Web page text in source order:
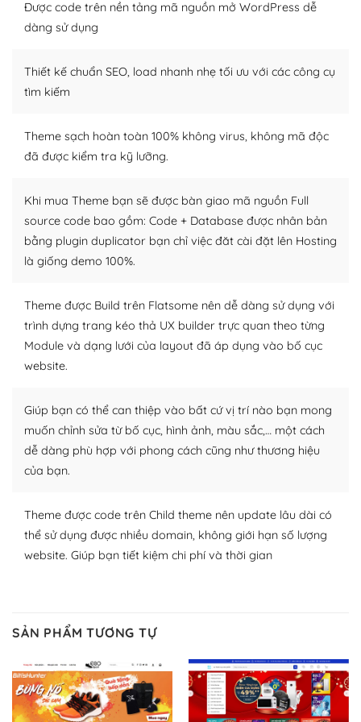
thiết kế tốt, bạn có thể tự sửa đổi. Nếu không bạn có thể
tìm kiếm chúng trên Internet hoặc nhờ chuyên gia.
– Sở hữu một cộng đồng lớn, sẵn sàng hỗ trợ
khổng lồ được kiểm duyệt bởi các nhân viên và những
người cuồng tín WordPress.
Nếu bạn gặp khó khăn, bạn có thể lên mạng và tìm
kiếm những cộng đồng WordPress, họ sẽ giúp bạn trả
lời, giải đáp vấn đề của bạn.
Cộng đồng sử dụng WordPress sẵn sàng hỗ trợ bạn
– Đa dạng plugin và themes
Plugin mở rộng là thành phần cài đặt thêm vào
WordPress để tăng thêm các tính năng cần thiết. Có
nhiều plugin trả phí hoặc miễn phí.
Nhờ lượng người dùng đông đảo, thư viện themes và
plugin của WordPress rất phong phú. Bạn có thể thỏa
thích chọn lựa plugin và themes phù hợp cho mục đích
lập website của mình.
– Dễ sử dụng
Với mọi Hosting bất kỳ thì WordPress đều có thể dễ
Và bạn có toàn quyền tự do khi quyết định nơi lưu trữ
trang web WordPress của bạn.
Dễ dàng lựa chọn Hosting cho website WordPress
Được code trên nền tảng mã nguồn mở WordPress dễ
dàng sử dụng
Thiết kế chuẩn SEO, load nhanh nhẹ tối ưu với các công cụ
tìm kiếm
Theme sạch hoàn toàn 100% không virus, không mã độc
đã được kiểm tra kỹ lưỡng.
Khi mua Theme bạn sẽ được bàn giao mã nguồn Full
source code bao gồm: Code + Database được nhân bản
bằng plugin duplicator bạn chỉ việc đăt cài đặt lên Hosting
là giống demo 100%.
Theme được Build trên Flatsome nên dễ dàng sử dụng với
trình dựng trang kéo thả UX builder trực quan theo từng
Module và dạng lưới của layout đã áp dụng vào bố cục
website.
Giúp bạn có thể can thiệp vào bất cứ vị trí nào bạn mong
muốn chỉnh sửa từ bố cục, hình ảnh, màu sắc,… một cách
dễ dàng phù hợp với phong cách cũng như thương hiệu
của bạn.
Theme được code trên Child theme nên update lâu dài có
thể sử dụng được nhiều domain, không giới hạn số lượng
website. Giúp bạn tiết kiệm chi phí và thời gian
SẢN PHẨM TƯƠNG TỰ